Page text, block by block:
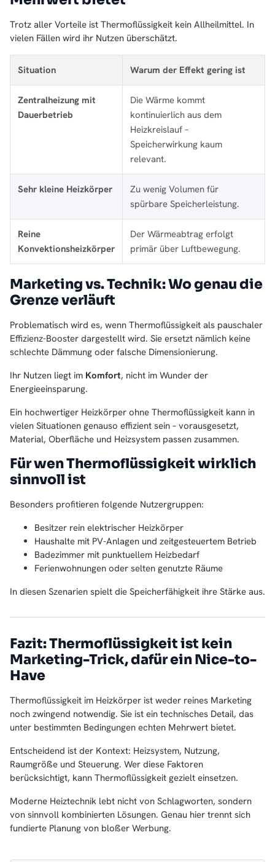
Trotz aller Vorteile ist Thermoflüssigkeit kein Allheilmittel. In
vielen Fällen wird ihr Nutzen überschätzt.
Situation Warum der Effekt gering ist
Zentralheizung mit
Dauerbetrieb
Die Wärme kommt
kontinuierlich aus dem
Heizkreislauf –
Speicherwirkung kaum
relevant.
Sehr kleine Heizkörper
Zu wenig Volumen für
spürbare Speicherleistung.
Reine
Konvektionsheizkörper
Der Wärmeabtrag erfolgt
primär über Luftbewegung.
Marketing vs. Technik: Wo genau die
Grenze verläuft
Problematisch wird es, wenn Thermoflüssigkeit als pauschaler
Effizienz-Booster dargestellt wird. Sie ersetzt nämlich keine
schlechte Dämmung oder falsche Dimensionierung.
Ihr Nutzen liegt im Komfort, nicht im Wunder der
Energieeinsparung.
Ein hochwertiger Heizkörper ohne Thermoflüssigkeit kann in
vielen Situationen genauso effizient sein – vorausgesetzt,
Material, Oberfläche und Heizsystem passen zusammen.
Für wen Thermoflüssigkeit wirklich
sinnvoll ist
Besonders profitieren folgende Nutzergruppen:
Besitzer rein elektrischer Heizkörper
Haushalte mit PV-Anlagen und zeitgesteuertem Betrieb
Badezimmer mit punktuellem Heizbedarf
Ferienwohnungen oder selten genutzte Räume
In diesen Szenarien spielt die Speicherfähigkeit ihre Stärke aus.
Fazit: Thermoflüssigkeit ist kein
Marketing-Trick, dafür ein Nice-to-
Have
Thermoflüssigkeit im Heizkörper ist weder reines Marketing
noch zwingend notwendig. Sie ist ein technisches Detail, das
unter bestimmten Bedingungen echten Mehrwert bietet.
Entscheidend ist der Kontext: Heizsystem, Nutzung,
Raumgröße und Steuerung. Wer diese Faktoren
berücksichtigt, kann Thermoflüssigkeit gezielt einsetzen.
Moderne Heiztechnik lebt nicht von Schlagworten, sondern
von sinnvoll kombinierten Lösungen. Genau hier trennt sich
fundierte Planung von bloßer Werbung.